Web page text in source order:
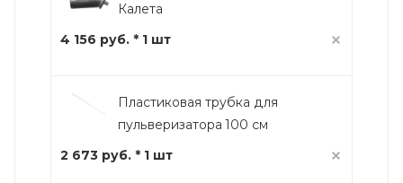
Калета
4 156 руб. * 1 шт
Пластиковая трубка для
пульверизатора 100 см
2 673 руб. * 1 шт